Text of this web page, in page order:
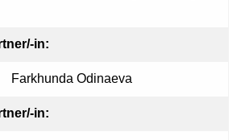
in:
Farkhunda Odinaeva
in: